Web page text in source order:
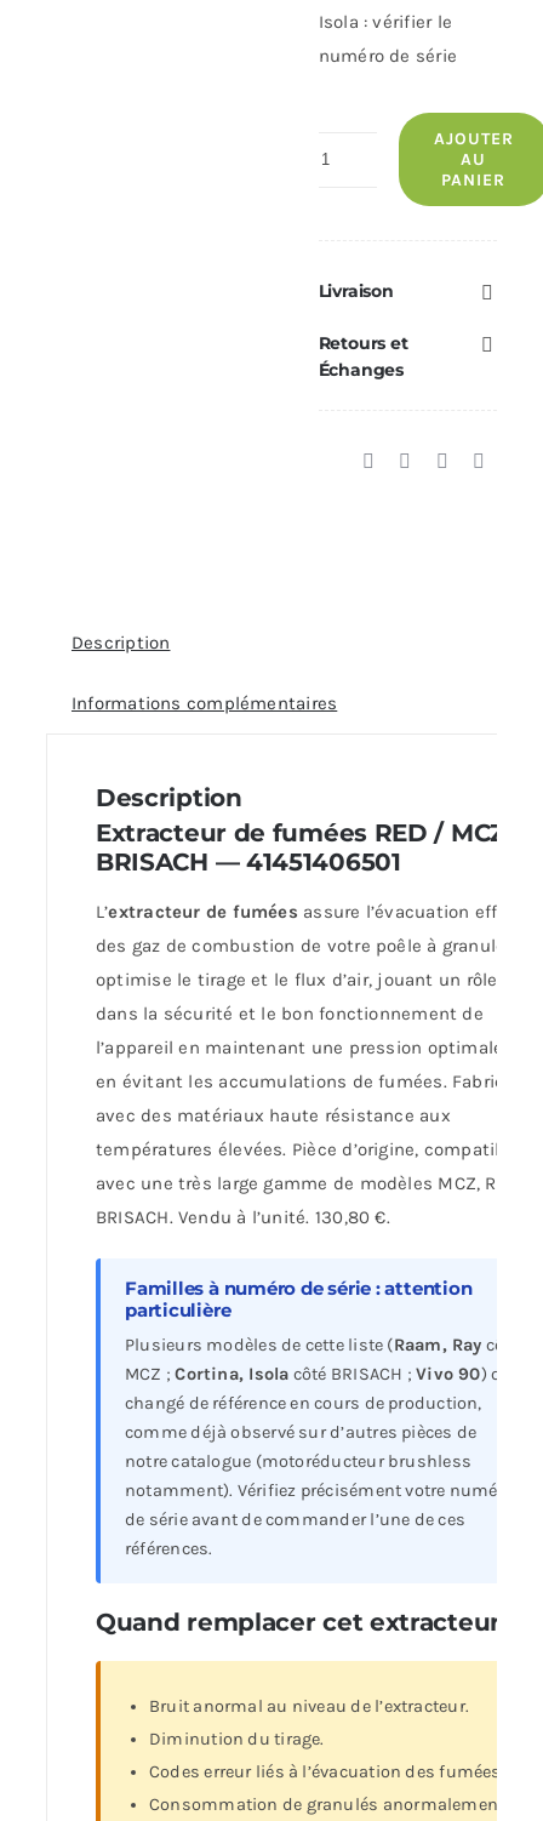
Isola : vérifier le
numéro de série
quantité
fumées
/
BRISACH
AJOUTER
AU
PANIER
Livraison
Retours et
Échanges
Description
Informations complémentaires
Description
Extracteur de fumées RED / MCZ /
BRISACH — 41451406501
L’extracteur de fumées assure l’évacuation efficace
des gaz de combustion de votre poêle à granulés. Il
optimise le tirage et le flux d’air, jouant un rôle clé
dans la sécurité et le bon fonctionnement de
l’appareil en maintenant une pression optimale et
en évitant les accumulations de fumées. Fabriqué
avec des matériaux haute résistance aux
températures élevées. Pièce d’origine, compatible
avec une très large gamme de modèles MCZ, RED et
BRISACH. Vendu à l’unité. 130,80 €.
Familles à numéro de série : attention
particulière
Plusieurs modèles de cette liste (Raam, Ray côté
MCZ ;Cortina, Isola côté BRISACH ;Vivo 90) ont
changé de référence en cours de production,
comme déjà observé sur d’autres pièces de
notre catalogue (motoréducteur brushless
notamment). Vérifiez précisément votre numéro
de série avant de commander l’une de ces
références.
Quand remplacer cet extracteur ?
Bruit anormal au niveau de l’extracteur.
Diminution du tirage.
Codes erreur liés à l’évacuation des fumées.
Consommation de granulés anormalement